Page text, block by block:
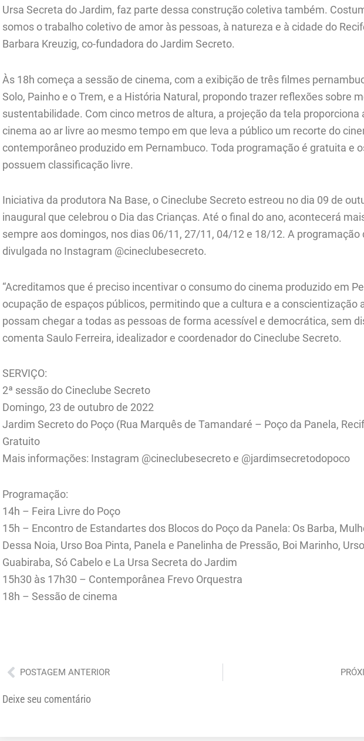
Ursa Secreta do Jardim, faz parte dessa construção coletiva também.
somos o trabalho coletivo de amor às pessoas, à natureza e à cidade do
Barbara Kreuzig, co-fundadora do Jardim Secreto.
Às 18h começa a sessão de cinema, com a exibição de três filmes
Solo, Painho e o Trem, e a História Natural, propondo trazer reflexões sobre
sustentabilidade. Com cinco metros de altura, a projeção da tela proporciona
cinema ao ar livre ao mesmo tempo em que leva a público um recorte do
contemporâneo produzido em Pernambuco. Toda programação é gratuita e
possuem classificação livre.
Iniciativa da produtora Na Base, o Cineclube Secreto estreou no dia 09 de
inaugural que celebrou o Dia das Crianças. Até o final do ano, acontecerá
sempre aos domingos, nos dias 06/11, 27/11, 04/12 e 18/12. A programação
divulgada no Instagram @cineclubesecreto.
“Acreditamos que é preciso incentivar o consumo do cinema produzido em
ocupação de espaços públicos, permitindo que a cultura e a conscientização
possam chegar a todas as pessoas de forma acessível e democrática, sem
comenta Saulo Ferreira, idealizador e coordenador do Cineclube Secreto.
SERVIÇO:
2ª sessão do Cineclube Secreto
Domingo, 23 de outubro de 2022
Jardim Secreto do Poço (Rua Marquês de Tamandaré – Poço da Panela,
Gratuito
Mais informações: Instagram @cineclubesecreto e @jardimsecretodopoco
Programação:
14h – Feira Livre do Poço
15h – Encontro de Estandartes dos Blocos do Poço da Panela: Os Barba,
Dessa Noia, Urso Boa Pinta, Panela e Panelinha de Pressão, Boi Marinho,
Guabiraba, Só Cabelo e La Ursa Secreta do Jardim
15h30 às 17h30 – Contemporânea Frevo Orquestra
18h – Sessão de cinema
Anterior
POSTAGEM ANTERIOR
Deixe seu comentário